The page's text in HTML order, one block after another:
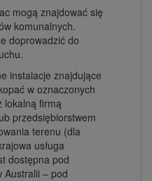
mogą znajdować się
komunalnych.
doprowadzić do
instalacje znajdujące
w oznaczonych
lokalną firmą
przedsiębiorstwem
terenu (dla
usługa
dostępna pod
Australii – pod